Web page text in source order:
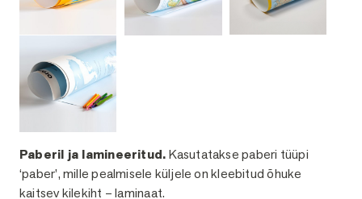
Paberil ja lamineeritud.Kasutatakse paberi tüüpi
‘paber’, mille pealmisele küljele on kleebitud õhuke
kaitsev kilekiht – laminaat.